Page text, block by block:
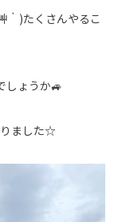
｀)たくさんやるこ
しょうか🚙
りました☆